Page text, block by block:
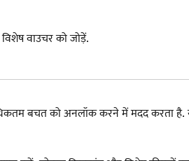
वाउचर को जोड़ें.
बचत को अनलॉक करने में मदद करता